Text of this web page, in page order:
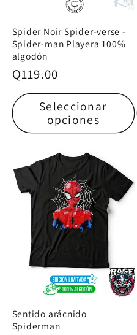
Spider Noir Spider-verse -
Spider-man Playera 100%
algodón
Precio
habitual
Q119.00
Seleccionar
opciones
Sentido arácnido
Spiderman